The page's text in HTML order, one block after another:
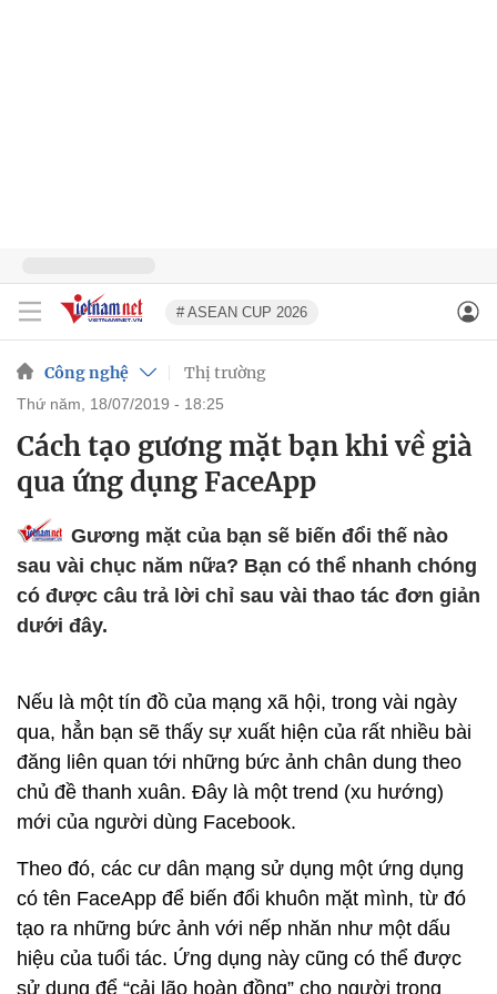
# ASEAN CUP 2026
Công nghệ Thị trường
thứ năm, 18/07/2019 - 18:25
Cách tạo gương mặt bạn khi về già
qua ứng dụng FaceApp
Gương mặt của bạn sẽ biến đổi thế nào
sau vài chục năm nữa? Bạn có thể nhanh chóng
có được câu trả lời chỉ sau vài thao tác đơn giản
dưới đây.
Nếu là một tín đồ của mạng xã hội, trong vài ngày
qua, hẳn bạn sẽ thấy sự xuất hiện của rất nhiều bài
đăng liên quan tới những bức ảnh chân dung theo
chủ đề thanh xuân. Đây là một trend (xu hướng)
mới của người dùng Facebook.
Theo đó, các cư dân mạng sử dụng một ứng dụng
có tên FaceApp để biến đổi khuôn mặt mình, từ đó
tạo ra những bức ảnh với nếp nhăn như một dấu
hiệu của tuổi tác. Ứng dụng này cũng có thể được
sử dụng để “cải lão hoàn đồng” cho người trong